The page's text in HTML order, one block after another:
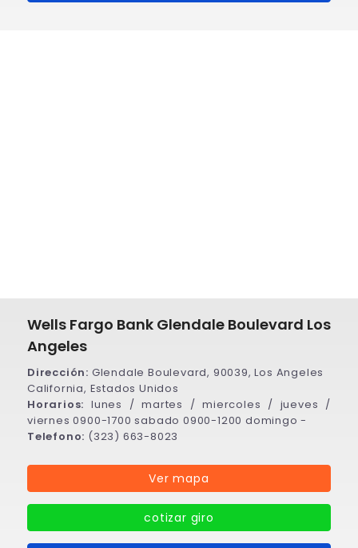
Wells Fargo Bank Glendale Boulevard Los
Angeles
Dirección: Glendale Boulevard, 90039, Los Angeles
California, Estados Unidos
Horarios: lunes / martes / miercoles / jueves /
viernes 0900-1700 sabado 0900-1200 domingo -
Telefono: (323) 663-8023
Ver mapa
cotizar giro